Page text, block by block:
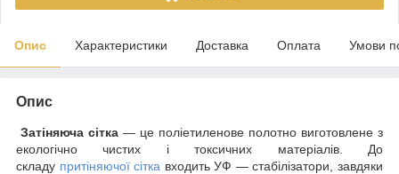
Опис Характеристики Доставка Оплата Умови
Опис
Затіняюча сітка — це поліетиленове полотно виготовлене з
екологічно чистих і токсичних матеріалів. До
складу притіняючої сітка входить УФ — стабілізатори, завдяки